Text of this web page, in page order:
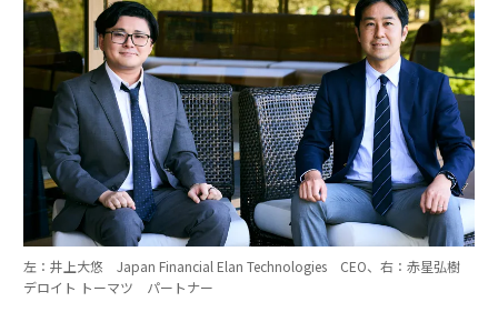
左：井上大悠 Japan Financial Elan Technologies CEO、右：赤星弘樹
デロイト トーマツ パートナー